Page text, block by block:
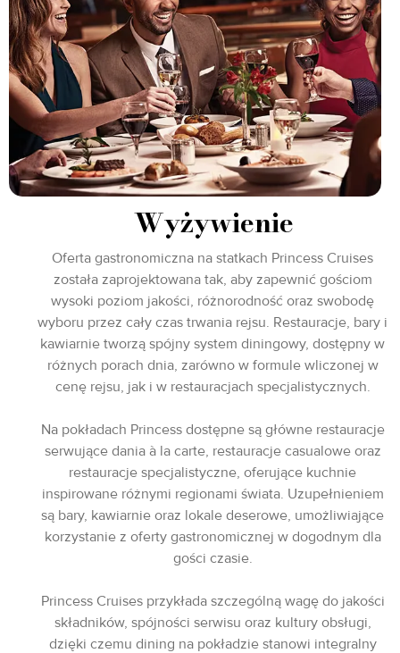
Wyżywienie
Oferta gastronomiczna na statkach Princess Cruises
została zaprojektowana tak, aby zapewnić gościom
wysoki poziom jakości, różnorodność oraz swobodę
wyboru przez cały czas trwania rejsu. Restauracje, bary i
kawiarnie tworzą spójny system diningowy, dostępny w
różnych porach dnia, zarówno w formule wliczonej w
cenę rejsu, jak i w restauracjach specjalistycznych.
Na pokładach Princess dostępne są główne restauracje
serwujące dania à la carte, restauracje casualowe oraz
restauracje specjalistyczne, oferujące kuchnie
inspirowane różnymi regionami świata. Uzupełnieniem
są bary, kawiarnie oraz lokale deserowe, umożliwiające
korzystanie z oferty gastronomicznej w dogodnym dla
gości czasie.
Princess Cruises przykłada szczególną wagę do jakości
składników, spójności serwisu oraz kultury obsługi,
dzięki czemu dining na pokładzie stanowi integralny